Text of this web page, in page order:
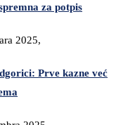
za potpis
2025,
Prve kazne već